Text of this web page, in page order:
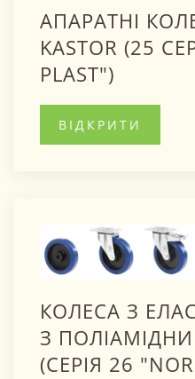
АПАРАТНІ
KASTOR (25
PLAST")
ВІДКРИТИ
КОЛЕСА З
З
(СЕРІЯ 26